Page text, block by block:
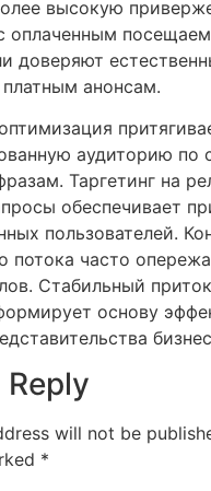
высокую
оплаченным
доверяют
анонсам.
аудиторию по
Таргетинг на
обеспечивает
пользователей.
потока часто
Стабильный
основу
Reply
will not be
*